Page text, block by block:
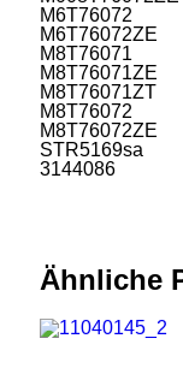
M6T76072
M6T76072ZE
M8T76071
M8T76071ZE
M8T76071ZT
M8T76072
M8T76072ZE
STR5169sa
3144086
Ähnliche